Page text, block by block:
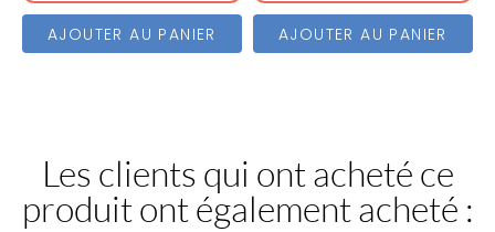
AJOUTER AU PANIER AJOUTER AU PANIER
Les clients qui ont acheté ce
produit ont également acheté :